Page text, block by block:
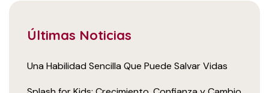
Últimas Noticias
Una Habilidad Sencilla Que Puede Salvar Vidas